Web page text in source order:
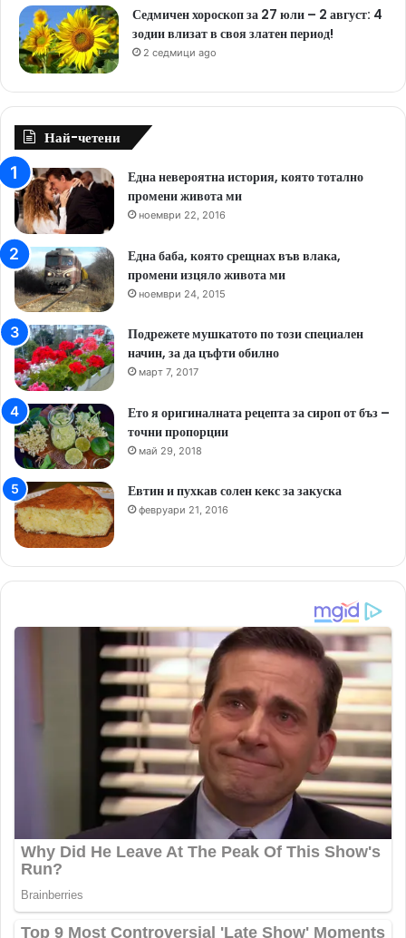
Седмичен хороскоп за 27 юли – 2 август: 4
зодии влизат в своя златен период!
2 седмици ago
Най-четени
Една невероятна история, която тотално
промени живота ми
ноември 22, 2016
Една баба, която срещнах във влака,
промени изцяло живота ми
ноември 24, 2015
Подрежете мушкатото по този специален
начин, за да цъфти обилно
март 7, 2017
Ето я оригиналната рецепта за сироп от бъз –
точни пропорции
май 29, 2018
Евтин и пухкав солен кекс за закуска
февруари 21, 2016